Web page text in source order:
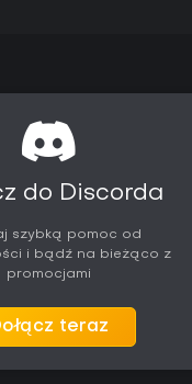
do Discorda
szybką pomoc od
i bądź na bieżąco z
promocjami
teraz